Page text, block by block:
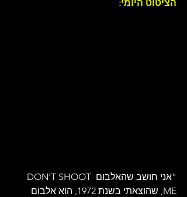
הציטוט היומי:
"אני חושב שהאלבום DON'T SHOOT
ME, שהוצאתי בשנת 1972, הוא אלבום